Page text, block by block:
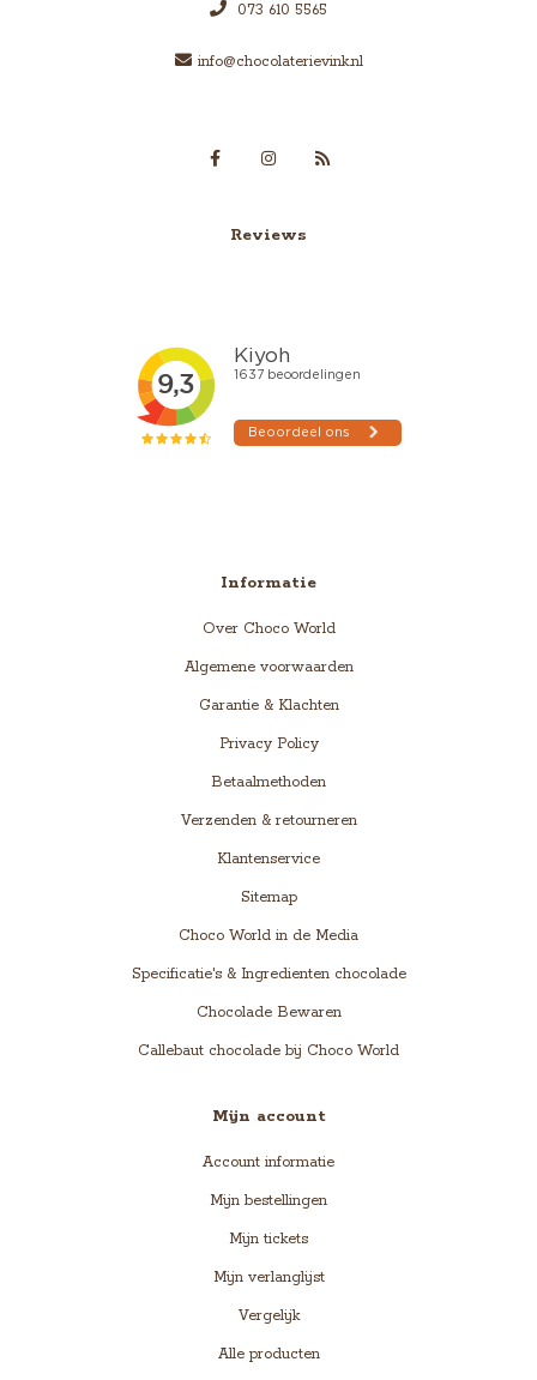
073 610 5565
info@chocolaterievink.nl
Reviews
Informatie
Over Choco World
Algemene voorwaarden
Garantie & Klachten
Privacy Policy
Betaalmethoden
Verzenden & retourneren
Klantenservice
Sitemap
Choco World in de Media
Specificatie's & Ingredienten chocolade
Chocolade Bewaren
Callebaut chocolade bij Choco World
Mijn account
Account informatie
Mijn bestellingen
Mijn tickets
Mijn verlanglijst
Vergelijk
Alle producten